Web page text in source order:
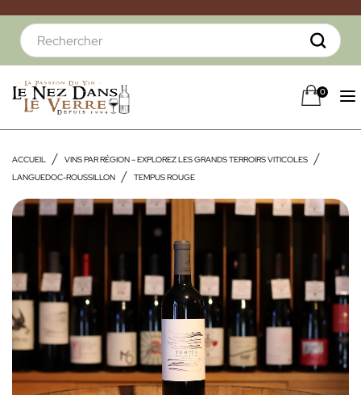
0
ACCUEIL
VINS PAR RÉGION – EXPLOREZ LES GRANDS TERROIRS VITICOLES
LANGUEDOC-ROUSSILLON
TEMPUS ROUGE